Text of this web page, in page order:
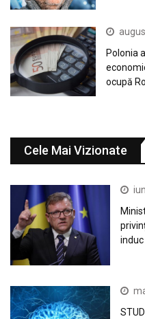
Polonia
ocupă
Cele Mai Vizionate